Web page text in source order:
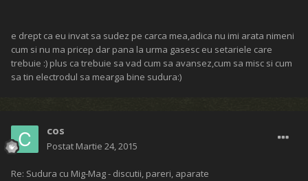
e drept ca eu invat sa sudez pe carca mea,adica nu imi arata nimeni
cum si nu ma pricep dar pana la urma gasesc eu setariele care
trebuie :) plus ca trebuie sa vad cum sa avansez,cum sa misc si cum
sa tin electrodul sa mearga bine sudura:)
cos
Postat Martie 24, 2015
Re: Sudura cu Mig-Mag - discutii, pareri, aparate